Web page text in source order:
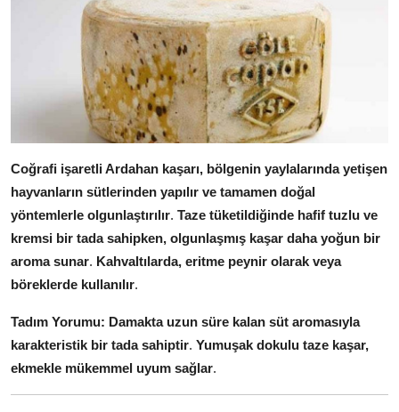
Coğrafi işaretli Ardahan kaşarı, bölgenin yaylalarında yetişen
hayvanların sütlerinden yapılır ve tamamen doğal
yöntemlerle olgunlaştırılır. Taze tüketildiğinde hafif tuzlu ve
kremsi bir tada sahipken, olgunlaşmış kaşar daha yoğun bir
aroma sunar. Kahvaltılarda, eritme peynir olarak veya
böreklerde kullanılır.
Tadım Yorumu: Damakta uzun süre kalan süt aromasıyla
karakteristik bir tada sahiptir. Yumuşak dokulu taze kaşar,
ekmekle mükemmel uyum sağlar.